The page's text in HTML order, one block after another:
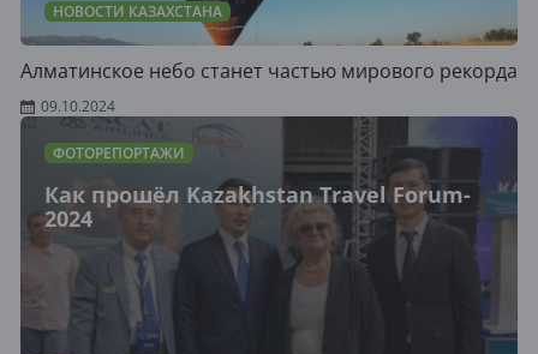
НОВОСТИ КАЗАХСТАНА
Алматинское небо станет частью мирового рекорда
09.10.2024
ФОТОРЕПОРТАЖИ
Как прошёл Kazakhstan Travel Forum-
2024